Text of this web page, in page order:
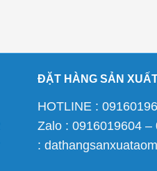
ĐẶT HÀNG SẢN
HOTLINE :
Zalo : 0916019604 –
: